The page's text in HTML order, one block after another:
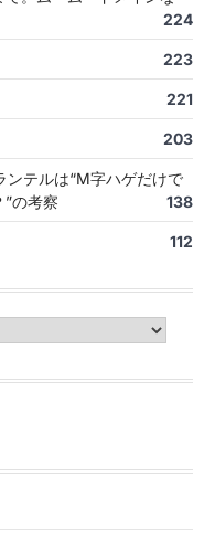
224
223
221
203
ンテルは“M字ハゲだけで
の考察
138
112